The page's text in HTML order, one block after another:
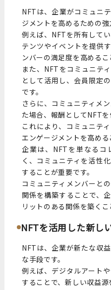
NFTは、企業がコミュニ
ジメントを高めるための強
例えば、NFTを所有して
テンツやイベントを提供
ンバーの満足度を高めるこ
また、NFTをコミュニテ
として活用し、会員限定
です。
さらに、コミュニティメ
た場合、報酬としてNFTを
これにより、コミュニテ
エンゲージメントを高める
企業は、NFTを単なるコ
く、コミュニティを活性
することが重要です。
コミュニティメンバーと
関係を構築することで、
リットのある関係を築くこ
NFTを活用した新し
NFTは、企業が新たな収
な手段です。
例えば、デジタルアート
することで、新しい収益源